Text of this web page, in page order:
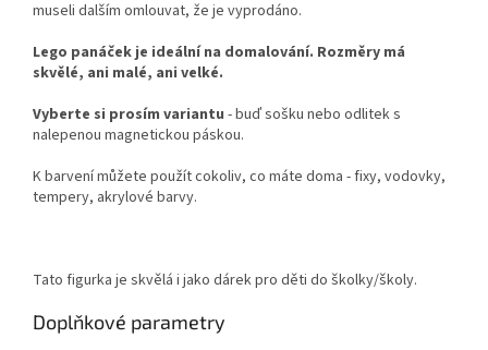
museli dalším omlouvat, že je vyprodáno.
Lego panáček je ideální na domalování. Rozměry má
skvělé, ani malé, ani velké.
Vyberte si prosím variantu - buď sošku nebo odlitek s
nalepenou magnetickou páskou.
K barvení můžete použít cokoliv, co máte doma - fixy, vodovky,
tempery, akrylové barvy.
Tato figurka je skvělá i jako dárek pro děti do školky/školy.
Doplňkové parametry